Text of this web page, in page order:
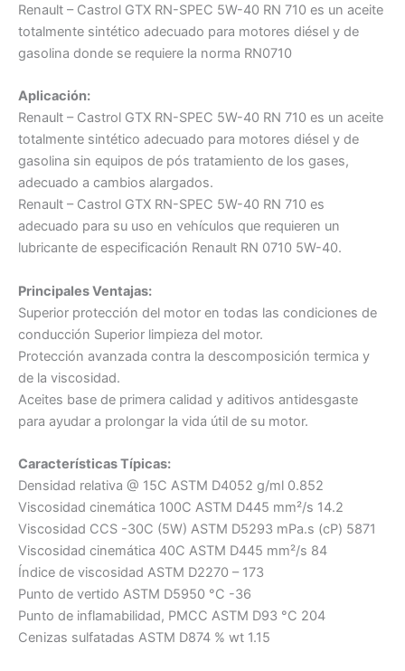
Renault – Castrol GTX RN-SPEC 5W-40 RN 710 es un aceite
totalmente sintético adecuado para motores diésel y de
gasolina donde se requiere la norma RN0710
Aplicación:
Renault – Castrol GTX RN-SPEC 5W-40 RN 710 es un aceite
totalmente sintético adecuado para motores diésel y de
gasolina sin equipos de pós tratamiento de los gases,
adecuado a cambios alargados.
Renault – Castrol GTX RN-SPEC 5W-40 RN 710 es
adecuado para su uso en vehículos que requieren un
lubricante de especificación Renault RN 0710 5W-40.
Principales Ventajas:
Superior protección del motor en todas las condiciones de
conducción Superior limpieza del motor.
Protección avanzada contra la descomposición termica y
de la viscosidad.
Aceites base de primera calidad y aditivos antidesgaste
para ayudar a prolongar la vida útil de su motor.
Características Típicas:
Densidad relativa @ 15C ASTM D4052 g/ml 0.852
Viscosidad cinemática 100C ASTM D445 mm²/s 14.2
Viscosidad CCS -30C (5W) ASTM D5293 mPa.s (cP) 5871
Viscosidad cinemática 40C ASTM D445 mm²/s 84
Índice de viscosidad ASTM D2270 – 173
Punto de vertido ASTM D5950 °C -36
Punto de inflamabilidad, PMCC ASTM D93 °C 204
Cenizas sulfatadas ASTM D874 % wt 1.15